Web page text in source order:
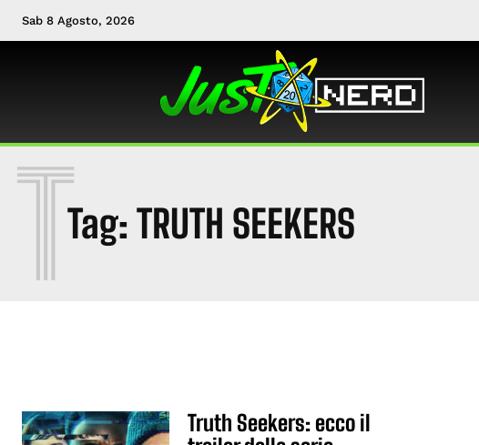
Sab 8 Agosto, 2026
Tag: TRUTH SEEKERS
T
Truth Seekers: ecco il